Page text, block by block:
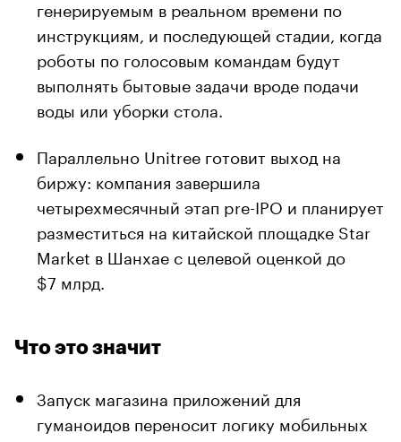
генерируемым в реальном времени по
инструкциям, и последующей стадии, когда
роботы по голосовым командам будут
выполнять бытовые задачи вроде подачи
воды или уборки стола.
Параллельно Unitree готовит выход на
биржу: компания завершила
четырехмесячный этап pre-IPO и планирует
разместиться на китайской площадке Star
Market в Шанхае с целевой оценкой до
$7 млрд.
Что это значит
Запуск магазина приложений для
гуманоидов переносит логику мобильных